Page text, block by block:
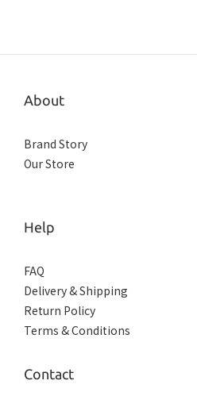
About
Brand Story
Our Store
Help
FAQ
Delivery & Shipping
Return Policy
Terms & Conditions
Contact